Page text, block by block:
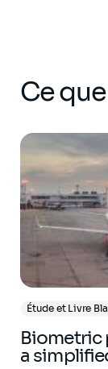
Ce
Étude et Livre
Biometric pathways in airports, for
a